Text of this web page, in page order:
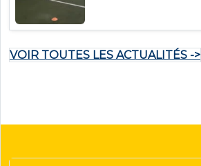
VOIR TOUTES LES ACTUALITÉS ->